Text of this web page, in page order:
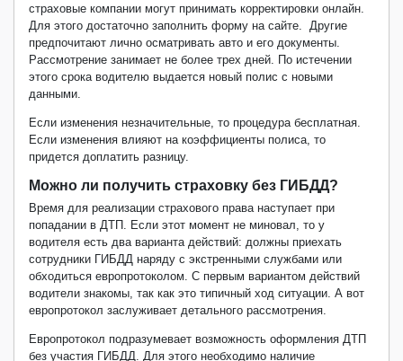
страховые компании могут принимать корректировки онлайн.
Для этого достаточно заполнить форму на сайте. Другие
предпочитают лично осматривать авто и его документы.
Рассмотрение занимает не более трех дней. По истечении
этого срока водителю выдается новый полис с новыми
данными.
Если изменения незначительные, то процедура бесплатная.
Если изменения влияют на коэффициенты полиса, то
придется доплатить разницу.
Можно ли получить страховку без ГИБДД?
Время для реализации страхового права наступает при
попадании в ДТП. Если этот момент не миновал, то у
водителя есть два варианта действий: должны приехать
сотрудники ГИБДД наряду с экстренными службами или
обходиться европротоколом. С первым вариантом действий
водители знакомы, так как это типичный ход ситуации. А вот
европротокол заслуживает детального рассмотрения.
Европротокол подразумевает возможность оформления ДТП
без участия ГИБДД. Для этого необходимо наличие